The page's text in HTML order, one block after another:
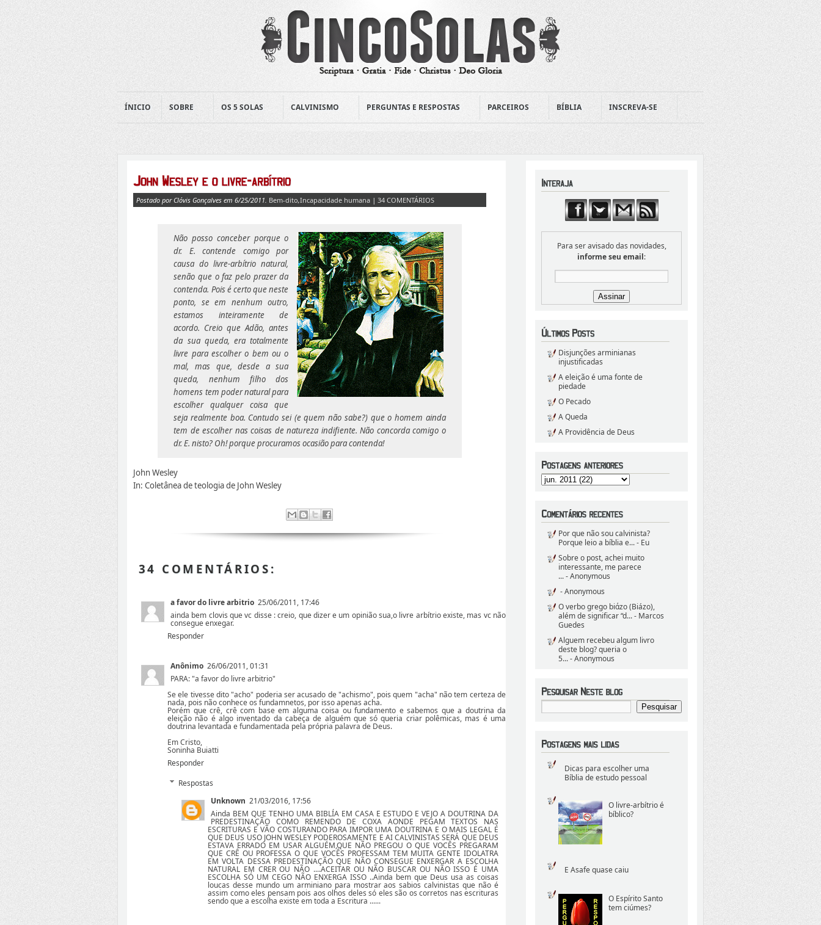
ÍNICIO SOBRE OS 5 SOLAS CALVINISMO PERGUNTAS E RESPOSTAS PARCEIROS BÍBLIA INSCREVA-SE
Para ser avisado das novidades,
informe seu email:
Disjunções arminianas
injustificadas
A eleição é uma fonte de
piedade
O Pecado
A Queda
A Providência de Deus
Por que não sou calvinista?
Porque leio a bíblia e...- Eu
Sobre o post, achei muito
interessante, me parece
...- Anonymous
- Anonymous
O verbo grego biάzo (Biázo),
além de significar “d...- Marcos
Guedes
Alguem recebeu algum livro
deste blog? queria o
5...- Anonymous
Dicas para escolher uma
Bíblia de estudo pessoal
O livre-arbítrio é
bíblico?
E Asafe quase caiu
O Espírito Santo
tem ciúmes?
Postado por Clóvis Gonçalves em 6/25/2011. Bem-dito,Incapacidade humana | 34 COMENTÁRIOS
Não posso conceber porque o
dr. E. contende comigo por
causa do livre-arbítrio natural,
senão que o faz pelo prazer da
contenda. Pois é certo que neste
ponto, se em nenhum outro,
estamos inteiramente de
acordo. Creio que Adão, antes
da sua queda, era totalmente
livre para escolher o bem ou o
mal, mas que, desde a sua
queda, nenhum filho dos
homens tem poder natural para
escolher qualquer coisa que
seja realmente boa. Contudo sei (e quem não sabe?) que o homem ainda
tem de escolher nas coisas de natureza indifiente. Não concorda comigo o
dr. E. nisto? Oh! porque procuramos ocasião para contenda!
John Wesley
In: Coletânea de teologia de John Wesley
34 COMENTÁRIOS:
a favor do livre arbitrio 25/06/2011, 17:46
ainda bem clovis que vc disse : creio, que dizer e um opinião sua,o livre arbítrio existe, mas vc não
consegue enxegar.
Responder
Anônimo 26/06/2011, 01:31
PARA: "a favor do livre arbitrio"
Se ele tivesse dito "acho" poderia ser acusado de "achismo", pois quem "acha" não tem certeza de
nada, pois não conhece os fundamnetos, por isso apenas acha.
Porém que crê, crê com base em alguma coisa ou fundamento e sabemos que a doutrina da
eleição não é algo inventado da cabeça de alguém que só queria criar polêmicas, mas é uma
doutrina levantada e fundamentada pela própria palavra de Deus.
Em Cristo,
Soninha Buiatti
Responder
Respostas
Unknown 21/03/2016, 17:56
Ainda BEM QUE TENHO UMA BIBLÍA EM CASA E ESTUDO E VEJO A DOUTRINA DA
PREDESTINAÇÃO COMO REMENDO DE COXA AONDE PEGAM TEXTOS NAS
ESCRITURAS E VÃO COSTURANDO PARA IMPOR UMA DOUTRINA E O MAIS LEGAL É
QUE DEUS USO JOHN WESLEY PODEROSAMENTE E AI CALVINISTAS SERÁ QUE DEUS
ESTAVA ERRADO EM USAR ALGUÉM,QUE NÃO PREGOU O QUE VOCÊS PREGARAM
QUE CRÊ OU PROFESSA O QUE VOCÊS PROFESSAM TEM MUITA GENTE IDOLATRA
EM VOLTA DESSA PREDESTINAÇÃO QUE NÃO CONSEGUE ENXERGAR A ESCOLHA
NATURAL EM CRER OU NÃO ....ACEITAR OU NÃO BUSCAR OU NÃO ISSO É UMA
ESCOLHA SÓ UM CEGO NÃO ENXERGA ISSO ..Ainda bem que Deus usa as coisas
loucas desse mundo um arminiano para mostrar aos sabios calvinistas que não é
assim como eles pensam pois aos olhos deles só eles são os corretos nas escrituras
sendo que a escolha existe em toda a Escritura ......